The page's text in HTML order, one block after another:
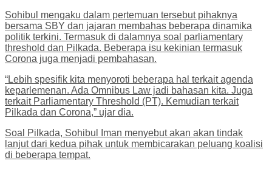
Sohibul mengaku dalam pertemuan tersebut pihaknya
bersama SBY dan jajaran membahas beberapa dinamika
politik terkini. Termasuk di dalamnya soal parliamentary
threshold dan Pilkada. Beberapa isu kekinian termasuk
Corona juga menjadi pembahasan.
“Lebih spesifik kita menyoroti beberapa hal terkait agenda
keparlemenan. Ada Omnibus Law jadi bahasan kita. Juga
terkait Parliamentary Threshold (PT). Kemudian terkait
Pilkada dan Corona,” ujar dia.
Soal Pilkada, Sohibul Iman menyebut akan akan tindak
lanjut dari kedua pihak untuk membicarakan peluang koalisi
di beberapa tempat.